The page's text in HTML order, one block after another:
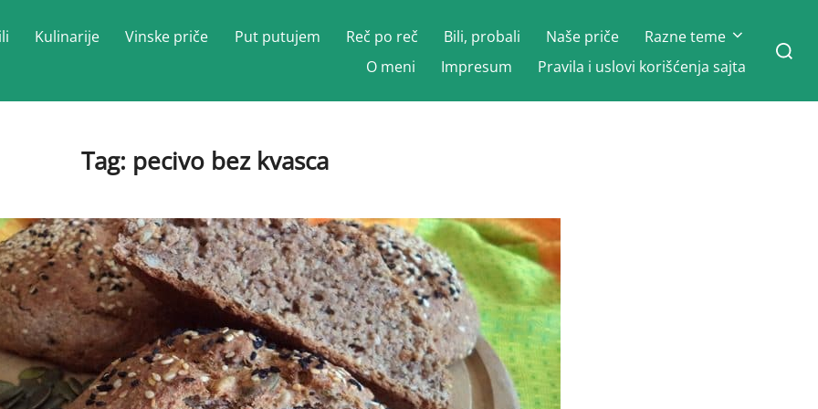
Kulinarije Vinske priče Put putujem Reč po reč Bili, probali Naše priče
Razne teme
O meni
Impresum Pravila i uslovi korišćenja sajta
Search
for:
Tag: pecivo bez kvasca